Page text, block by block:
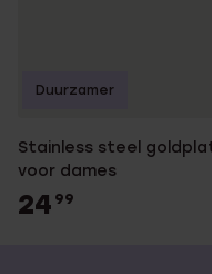
Stainless steel
voor dames
24 99
Duurzamer